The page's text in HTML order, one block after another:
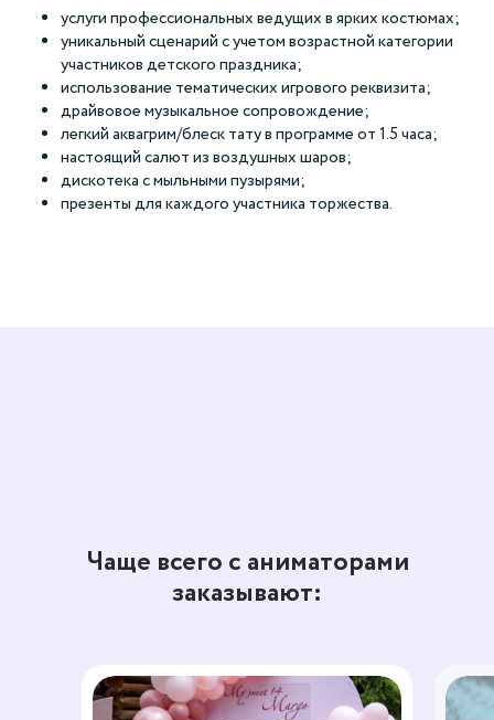
услуги профессиональных ведущих в ярких костюмах;
уникальный сценарий с учетом возрастной категории
участников детского праздника;
использование тематических игрового реквизита;
драйвовое музыкальное сопровождение;
легкий аквагрим/блеск тату в программе от 1.5 часа;
настоящий салют из воздушных шаров;
дискотека с мыльными пузырями;
презенты для каждого участника торжества.
Чаще всего с аниматорами
заказывают: